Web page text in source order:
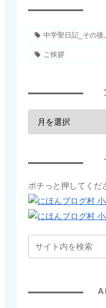
中学聖日記_その後。
ご挨拶
ポチっと押してく